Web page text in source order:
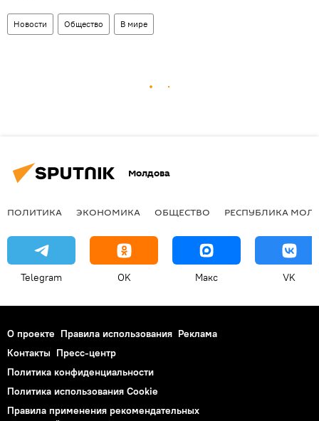
Новости Общество В мире
Молдова
ПОЛИТИКА ЭКОНОМИКА ОБЩЕСТВО РЕСПУБЛИКА
Telegram OK Макс VK
О проекте Правила использования Реклама
Контакты Пресс-центр
Политика конфиденциальности
Политика использования Cookie
Правила применения рекомендательных